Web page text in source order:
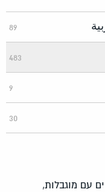
89
483
9
30
עם מוגבלות,